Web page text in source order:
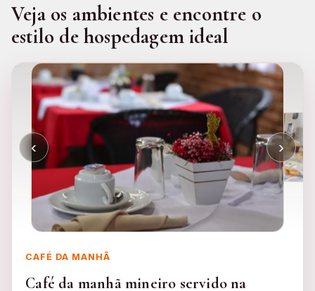
Veja os ambientes e encontre o
estilo de hospedagem ideal
‹ ›
CAFÉ DA MANHÃ
Café da manhã mineiro servido na